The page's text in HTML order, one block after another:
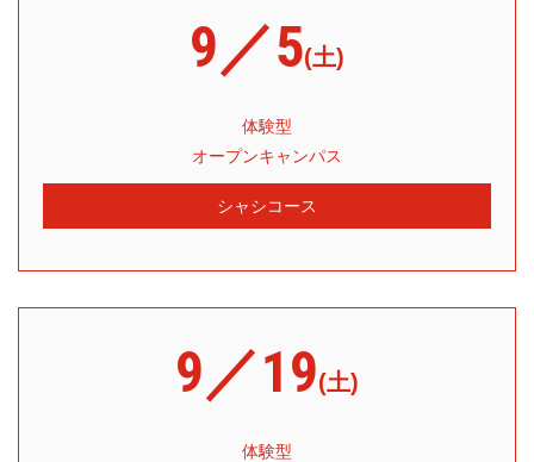
9／5(土)
体験型
オープンキャンパス
シャシコース
9／19(土)
体験型